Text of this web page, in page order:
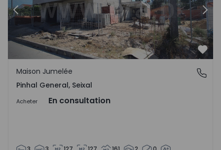
Précédent
Pinhal General, Seixal
Maison Jumelée
Pinhal General, Seixal
Acheter En consultation